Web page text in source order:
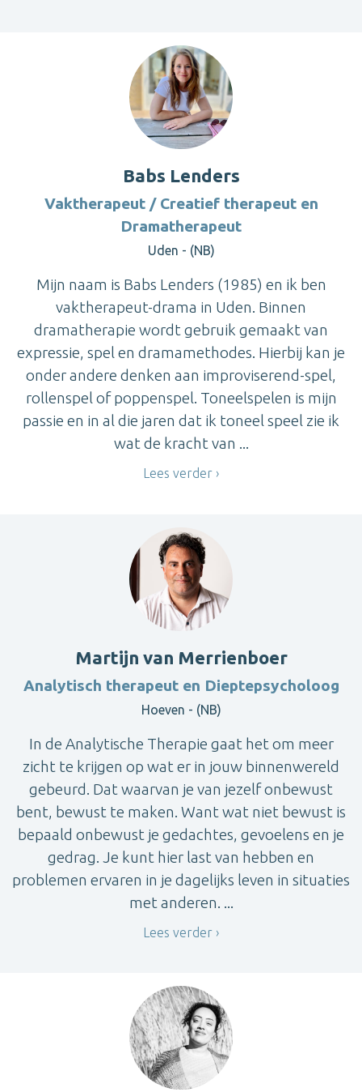
Babs Lenders
Vaktherapeut / Creatief therapeut en
Dramatherapeut
Uden - (NB)
Mijn naam is Babs Lenders (1985) en ik ben
vaktherapeut-drama in Uden. Binnen
dramatherapie wordt gebruik gemaakt van
expressie, spel en dramamethodes. Hierbij kan je
onder andere denken aan improviserend-spel,
rollenspel of poppenspel. Toneelspelen is mijn
passie en in al die jaren dat ik toneel speel zie ik
wat de kracht van ...
Lees verder
Martijn van Merrienboer
Analytisch therapeut en Dieptepsycholoog
Hoeven - (NB)
In de Analytische Therapie gaat het om meer
zicht te krijgen op wat er in jouw binnenwereld
gebeurd. Dat waarvan je van jezelf onbewust
bent, bewust te maken. Want wat niet bewust is
bepaald onbewust je gedachtes, gevoelens en je
gedrag. Je kunt hier last van hebben en
problemen ervaren in je dagelijks leven in situaties
met anderen. ...
Lees verder